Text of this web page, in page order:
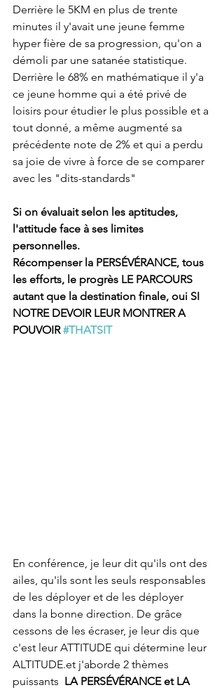
Derrière le 5KM en plus de trente
minutes il y'avait une jeune femme
hyper fière de sa progression, qu'on a
démoli par une satanée statistique.
Derrière le 68% en mathématique il y'a
ce jeune homme qui a été privé de
loisirs pour étudier le plus possible et a
tout donné, a même augmenté sa
précédente note de 2% et qui a perdu
sa joie de vivre à force de se comparer
avec les "dits-standards"
Si on évaluait selon les aptitudes,
l'attitude face à ses limites
personnelles.
Récompenser la PERSÉVÉRANCE, tous
les efforts, le progrès LE PARCOURS
autant que la destination finale, oui SI
NOTRE DEVOIR LEUR MONTRER A
POUVOIR #THATSIT
En conférence, je leur dit qu'ils ont des
ailes, qu'ils sont les seuls responsables
de les déployer et de les déployer
dans la bonne direction. De grâce
cessons de les écraser, je leur dis que
c'est leur ATTITUDE qui détermine leur
ALTITUDE.et j'aborde 2 thèmes
puissants LA PERSÉVÉRANCE et LA